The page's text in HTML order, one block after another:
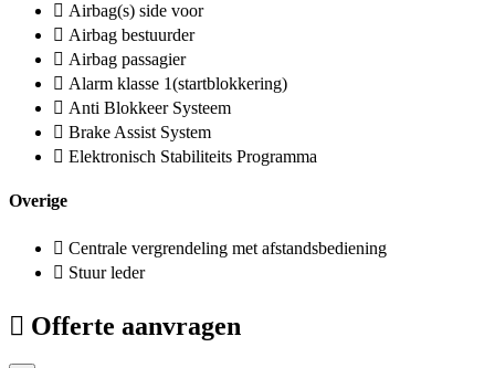
Airbag(s) side voor
Airbag bestuurder
Airbag passagier
Alarm klasse 1(startblokkering)
Anti Blokkeer Systeem
Brake Assist System
Elektronisch Stabiliteits Programma
Overige
Centrale vergrendeling met afstandsbediening
Stuur leder
Offerte aanvragen